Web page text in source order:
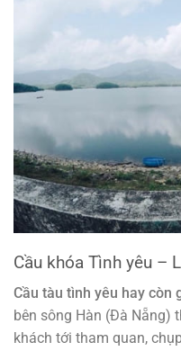
Cầu khóa Tình yêu –
Cầu tàu tình yêu hay còn
bên sông Hàn (Đà Nẵng)
khách tới tham quan,